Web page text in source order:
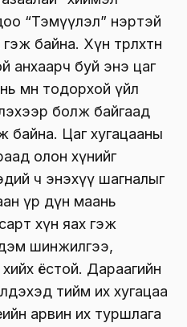
“Тэмүүлэл” нэртэй
байна. Хүн төрөлхтөн
анхаарч буй энэ цаг
мөн тодорхой үйл
болж байгаад
байна. Цаг хугацааны
олон хүнийг
ч энэхүү шагналыг
үр дүн маань
хүн яах гэж
шинжилгээ,
ёстой. Дараагийн
тийм их хугацаа
арвин их туршлага